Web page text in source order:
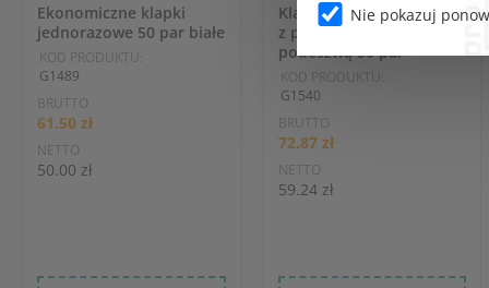
Nie pokazuj
Ekonomiczne klapki
jednorazowe 50 par białe
KOD PRODUKTU:
G1489
BRUTTO
61.50 zł
NETTO
50.00 zł
Klapki jednorazowe białe
z podgumowaną
podeszwą 50 par
KOD PRODUKTU:
G1540
BRUTTO
72.87 zł
NETTO
59.24 zł